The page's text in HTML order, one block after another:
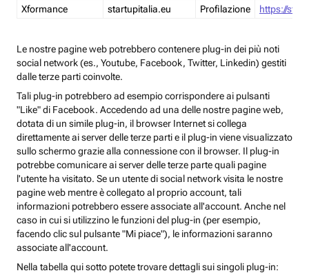
Xformance
startupitalia.eu Profilazione https://
Le nostre pagine web potrebbero contenere plug-in dei più noti
social network (es., Youtube, Facebook, Twitter, Linkedin) gestiti
dalle terze parti coinvolte.
Tali plug-in potrebbero ad esempio corrispondere ai pulsanti
"Like" di Facebook. Accedendo ad una delle nostre pagine web,
dotata di un simile plug-in, il browser Internet si collega
direttamente ai server delle terze parti e il plug-in viene visualizzato
sullo schermo grazie alla connessione con il browser. Il plug-in
potrebbe comunicare ai server delle terze parte quali pagine
l'utente ha visitato. Se un utente di social network visita le nostre
pagine web mentre è collegato al proprio account, tali
informazioni potrebbero essere associate all'account. Anche nel
caso in cui si utilizzino le funzioni del plug-in (per esempio,
facendo clic sul pulsante "Mi piace"), le informazioni saranno
associate all'account.
Nella tabella qui sotto potete trovare dettagli sui singoli plug-in: